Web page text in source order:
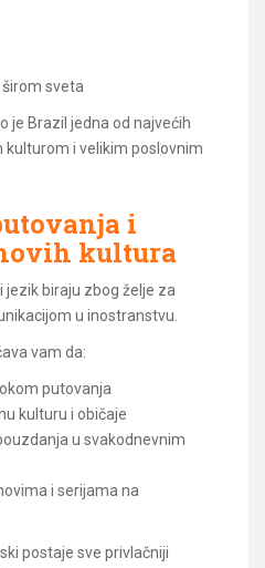
sveta
je Brazil jedna od najvećih
i velikim poslovnim
i
kultura
jezik biraju zbog želje za
u inostranstvu.
vam da:
putovanja
kulturu i običaje
u svakodnevnim
i serijama na
postaje sve privlačniji